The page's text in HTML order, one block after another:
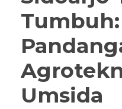
Tumbuh:
Umsida